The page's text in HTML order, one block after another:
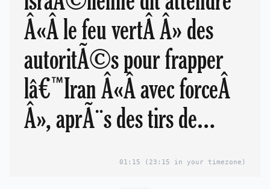
Â«Â le feu vertÂ Â» des
autoritÃ©s pour frapper
lâ€™Iran Â«Â avec forceÂ
Â», aprÃ¨s des tirs de
01:15 (23:15 in your timezone)